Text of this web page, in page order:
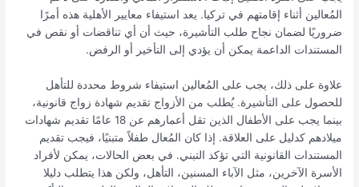
المُعالين أثناء إقامتهم في تركيا. يعد استيفاء معايير الأهلية هذه أمرًا
ضروريًا لضمان نجاح طلب التأشيرة، حيث أن أي تناقضات أو نقص في
المستندات الداعمة يمكن أن يؤدي إلى التأخير أو الرفض.
علاوة على ذلك، يجب على المُعالين استيفاء شروط محددة للتأهل
للحصول على التأشيرة. يُطلب من الأزواج تقديم شهادة زواج قانونية،
بينما يجب على الأطفال الذين تقل أعمارهم عن 18 عامًا تقديم شهادات
ميلادهم كدليل على العلاقة. إذا كان المُعال طفلاً متبنيًا، فيجب تقديم
المستندات القانونية التي تؤكد التبني. في بعض الحالات، يمكن لأفراد
الأسرة الآخرين، مثل الآباء المسنين، التأهل، ولكن هذا يتطلب دليلا